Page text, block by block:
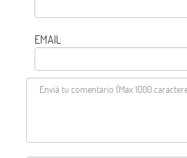
EMAIL